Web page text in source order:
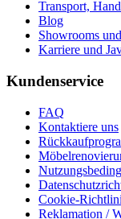
Transport,
Blog
Showrooms
Karriere und
Kundenservice
FAQ
Kontaktiere uns
Cookie-
Reklamation /